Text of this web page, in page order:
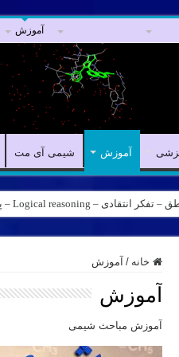
آموزش
آموزش شیمی آی مت
شیمی آیمت استاد نباتی
خانه / آموزش
آموزش
آموزش مباحث شیمی